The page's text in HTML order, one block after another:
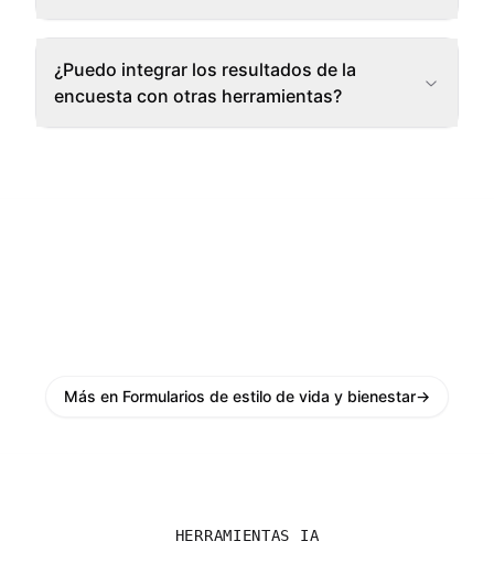
¿Puedo integrar los resultados de la
encuesta con otras herramientas?
Más en Formularios de estilo de vida y bienestar→
HERRAMIENTAS IA